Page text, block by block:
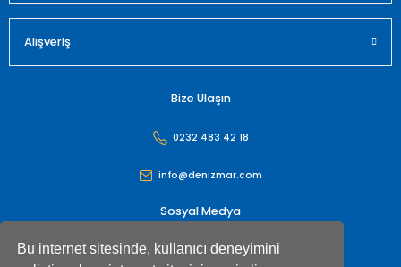
Bu internet sitesinde, kullanıcı deneyimini
Alışveriş
Bize Ulaşın
0232 483 42 18
info@denizmar.com
Sosyal Medya